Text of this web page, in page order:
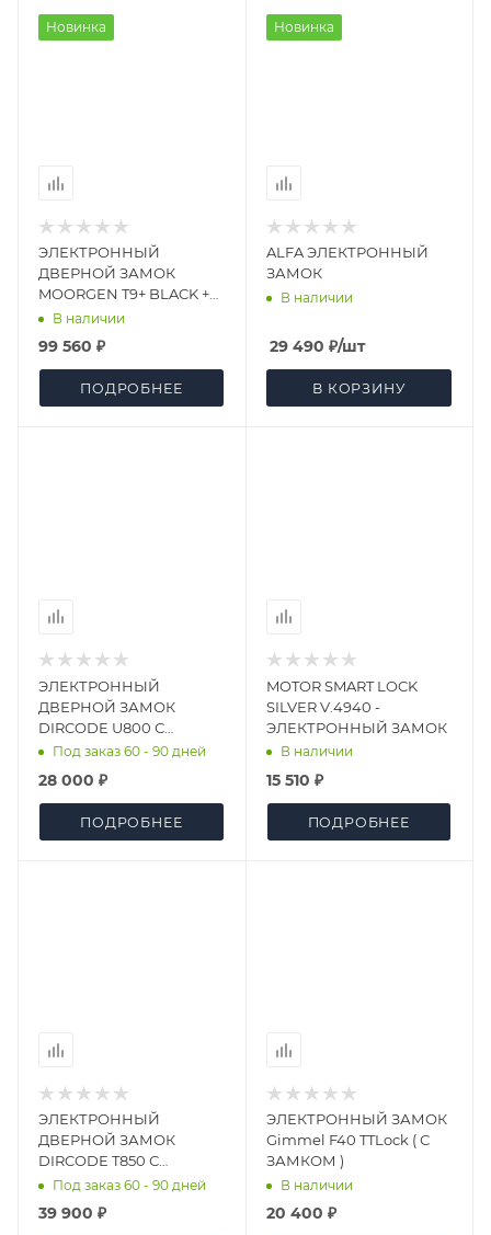
Новинка
ЭЛЕКТРОННЫЙ
ДВЕРНОЙ ЗАМОК
MOORGEN T9+ BLACK +
RED SWAROVSKI (3-
В наличии
99 560 ₽
ПОДРОБНЕЕ
Новинка
ALFA ЭЛЕКТРОННЫЙ
ЗАМОК
В наличии
29 490 ₽/шт
В КОРЗИНУ
ЭЛЕКТРОННЫЙ
ДВЕРНОЙ ЗАМОК
DIRCODE U800 С
РАСПОЗНАВАНИЕМ
Под заказ 60 - 90 дней
28 000 ₽
ПОДРОБНЕЕ
MOTOR SMART LOCK
SILVER V.4940 -
ЭЛЕКТРОННЫЙ ЗАМОК
В наличии
15 510 ₽
ПОДРОБНЕЕ
ЭЛЕКТРОННЫЙ
ДВЕРНОЙ ЗАМОК
DIRCODE T850 С
РАСПОЗНАВАНИЕМ
Под заказ 60 - 90 дней
39 900 ₽
ЭЛЕКТРОННЫЙ ЗАМОК
Gimmel F40 TTLock ( С
ЗАМКОМ )
В наличии
20 400 ₽